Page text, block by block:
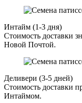
Интайм (1-3 дня)
Стоимость доставки
Новой Почтой.
Деливери (3-5 дней)
Стоимость доставки
Интаймом.